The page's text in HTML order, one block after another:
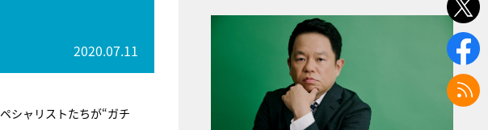
2020.07.11
シャリストたちが“ガチ